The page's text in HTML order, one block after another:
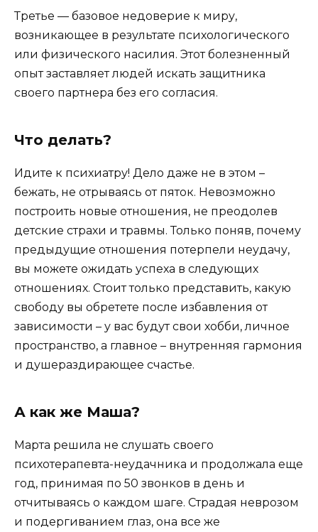
Третье — базовое недоверие к миру,
возникающее в результате психологического
или физического насилия. Этот болезненный
опыт заставляет людей искать защитника
своего партнера без его согласия.
Что делать?
Идите к психиатру! Дело даже не в этом –
бежать, не отрываясь от пяток. Невозможно
построить новые отношения, не преодолев
детские страхи и травмы. Только поняв, почему
предыдущие отношения потерпели неудачу,
вы можете ожидать успеха в следующих
отношениях. Стоит только представить, какую
свободу вы обретете после избавления от
зависимости – у вас будут свои хобби, личное
пространство, а главное – внутренняя гармония
и душераздирающее счастье.
А как же Маша?
Марта решила не слушать своего
психотерапевта-неудачника и продолжала еще
год, принимая по 50 звонков в день и
отчитываясь о каждом шаге. Страдая неврозом
и подергиванием глаз, она все же